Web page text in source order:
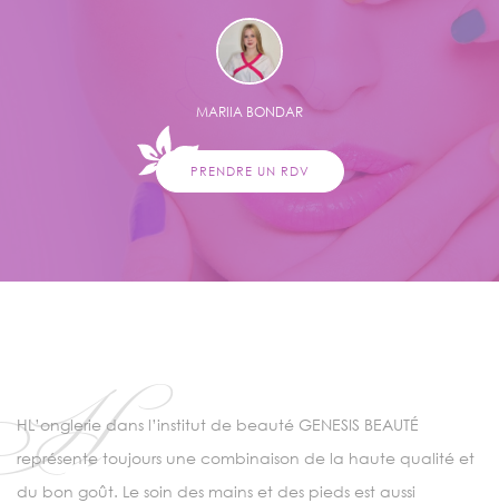
MARIIA BONDAR
PRENDRE UN RDV
НL’onglerie dans l’institut de beauté GENESIS BEAUTÉ
représente toujours une combinaison de la haute qualité et
du bon goût. Le soin des mains et des pieds est aussi